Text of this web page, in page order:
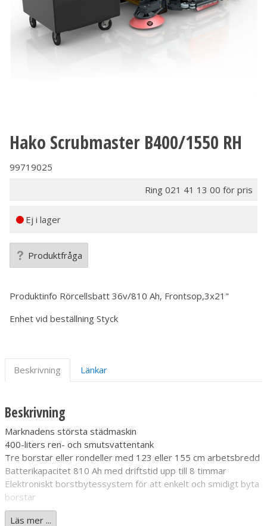
Hako Scrubmaster B400/1550 RH
99719025
Ring 021 41 13 00 för pris
Ej i lager
Produktfråga
Produktinfo Rörcellsbatt 36v/810 Ah, Frontsop,3x21"
Enhet vid beställning Styck
Beskrivning Länkar
Beskrivning
Marknadens största städmaskin
400-liters ren- och smutsvattentank
Tre borstar eller rondeller med 123 eller 155 cm arbetsbredd
Batterikapacitet 810 Ah med driftstid upp till 8 timmar
Elektroniskt borstbytessystem för att enkelt och smidigt byta
borstar
Med sin stora ytprestanda och lilla vändradie ger
Läs mer ...